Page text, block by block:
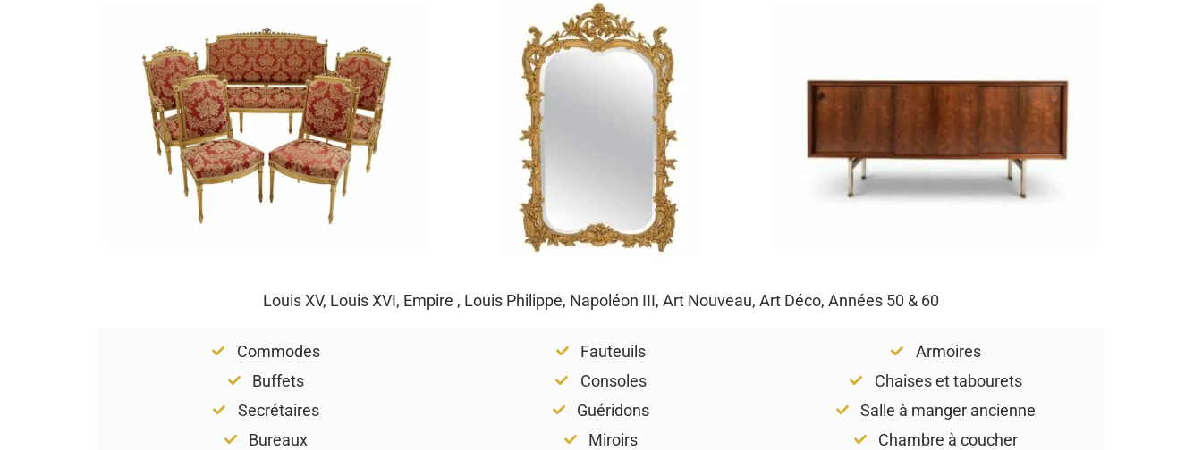
Louis XV, Louis XVI, Empire , Louis Philippe, Napoléon III, Art Nouveau, Art Déco, Années 50 & 60
Commodes
Buffets
Secrétaires
Bureaux
Fauteuils
Consoles
Guéridons
Miroirs
Armoires
Chaises et tabourets
Salle à manger ancienne
Chambre à coucher